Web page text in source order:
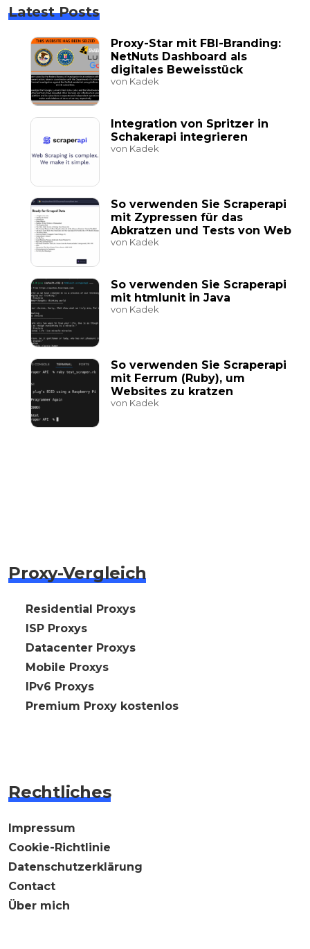
Latest Posts
Proxy-Star mit FBI-Branding:
NetNuts Dashboard als
digitales Beweisstück
von Kadek
Integration von Spritzer in
Schakerapi integrieren
von Kadek
So verwenden Sie Scraperapi
mit Zypressen für das
Abkratzen und Tests von Web
von Kadek
So verwenden Sie Scraperapi
mit htmlunit in Java
von Kadek
So verwenden Sie Scraperapi
mit Ferrum (Ruby), um
Websites zu kratzen
von Kadek
Proxy-Vergleich
🇩🇪 Residential Proxys
🇩🇪 ISP Proxys
🇩🇪 Datacenter Proxys
🇩🇪 Mobile Proxys
🇩🇪 IPv6 Proxys
⭐ Premium Proxy kostenlos
Rechtliches
Impressum
Cookie-Richtlinie
Datenschutzerklärung
Contact
Über mich